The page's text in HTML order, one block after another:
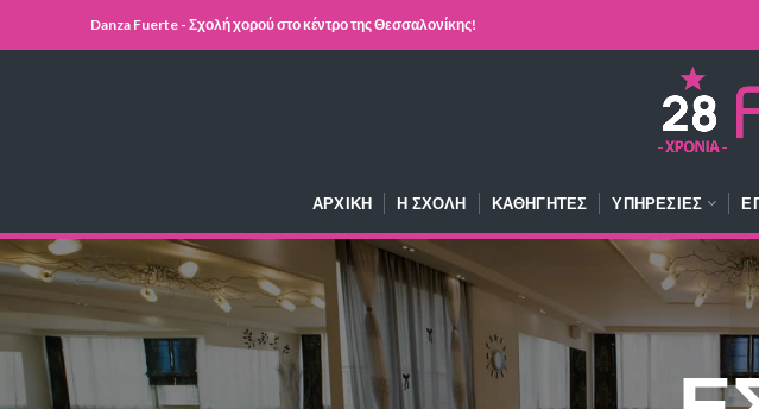
Danza Fuerte - Σχολή χορού στο κέντρο της Θεσσαλονίκης!
ΑΡΧΙΚΉ Η ΣΧΟΛΉ ΚΑΘΗΓΗΤΈΣ ΥΠΗΡΕΣΊΕΣ